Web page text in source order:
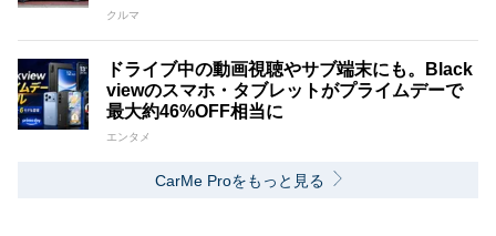
クルマ
ドライブ中の動画視聴やサブ端末にも。Black
viewのスマホ・タブレットがプライムデーで
最大約46%OFF相当に
エンタメ
CarMe Proをもっと見る